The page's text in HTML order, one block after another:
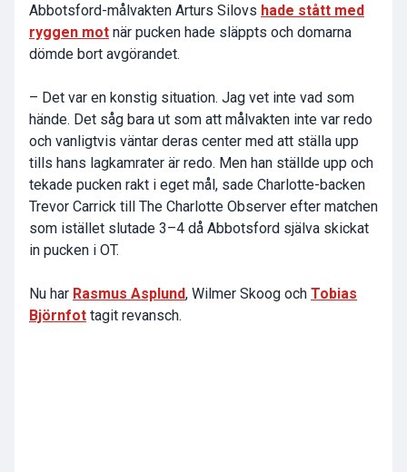
Abbotsford-målvakten Arturs Silovs hade stått med
ryggen mot när pucken hade släppts och domarna
dömde bort avgörandet.
– Det var en konstig situation. Jag vet inte vad som
hände. Det såg bara ut som att målvakten inte var redo
och vanligtvis väntar deras center med att ställa upp
tills hans lagkamrater är redo. Men han ställde upp och
tekade pucken rakt i eget mål, sade Charlotte-backen
Trevor Carrick till The Charlotte Observer efter matchen
som istället slutade 3–4 då Abbotsford själva skickat
in pucken i OT.
Nu har Rasmus Asplund, Wilmer Skoog och Tobias
Björnfot tagit revansch.